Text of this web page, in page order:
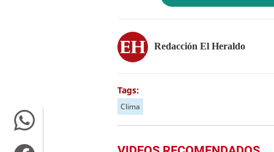
Redacción El Heraldo
Tags:
Clima